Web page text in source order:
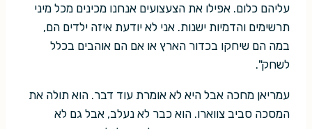
עליהם כלום. אפילו את הצעצועים אנחנו מכינים מכל מיני
תרשימים והדמיות ישנות. אני לא יודעת איזה ילדים הם,
במה הם שיחקו בכדור הארץ או אם הם אוהבים בכלל
לשחק".
עמריאן מחכה אבל היא לא אומרת עוד דבר. הוא תולה את
המסכה סביב צווארו. הוא כבר לא נעלב, אבל גם לא